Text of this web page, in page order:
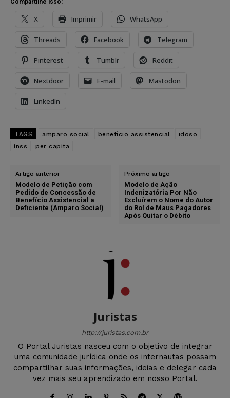
X Imprimir WhatsApp
Threads Facebook Telegram
Pinterest Tumblr Reddit
Nextdoor E-mail Mastodon
LinkedIn
TAGS amparo social benefício assistencial
idoso
inss
per capita
Artigo anterior
Modelo de Petição com
Pedido de Concessão de
Benefício Assistencial a
Deficiente (Amparo Social)
Próximo artigo
Modelo de Ação
Indenizatória Por Não
Excluírem o Nome do Autor
do Rol de Maus Pagadores
Após Quitar o Débito
Juristas
http://juristas.com.br
O Portal Juristas nasceu com o objetivo de integrar
uma comunidade jurídica onde os internautas possam
compartilhar suas informações, ideias e delegar cada
vez mais seu aprendizado em nosso Portal.